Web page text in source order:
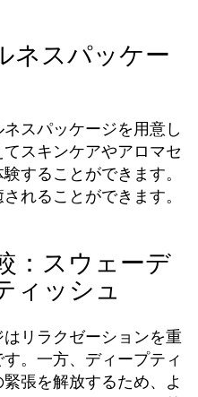
ネスパッケー
スパッケージを用意し
スキンケアやアロマセ
することができます。
れることができます。
：スウェーデ
ィッシュ
リラクゼーションを重
。一方、ディープティ
張を解放するため、よ